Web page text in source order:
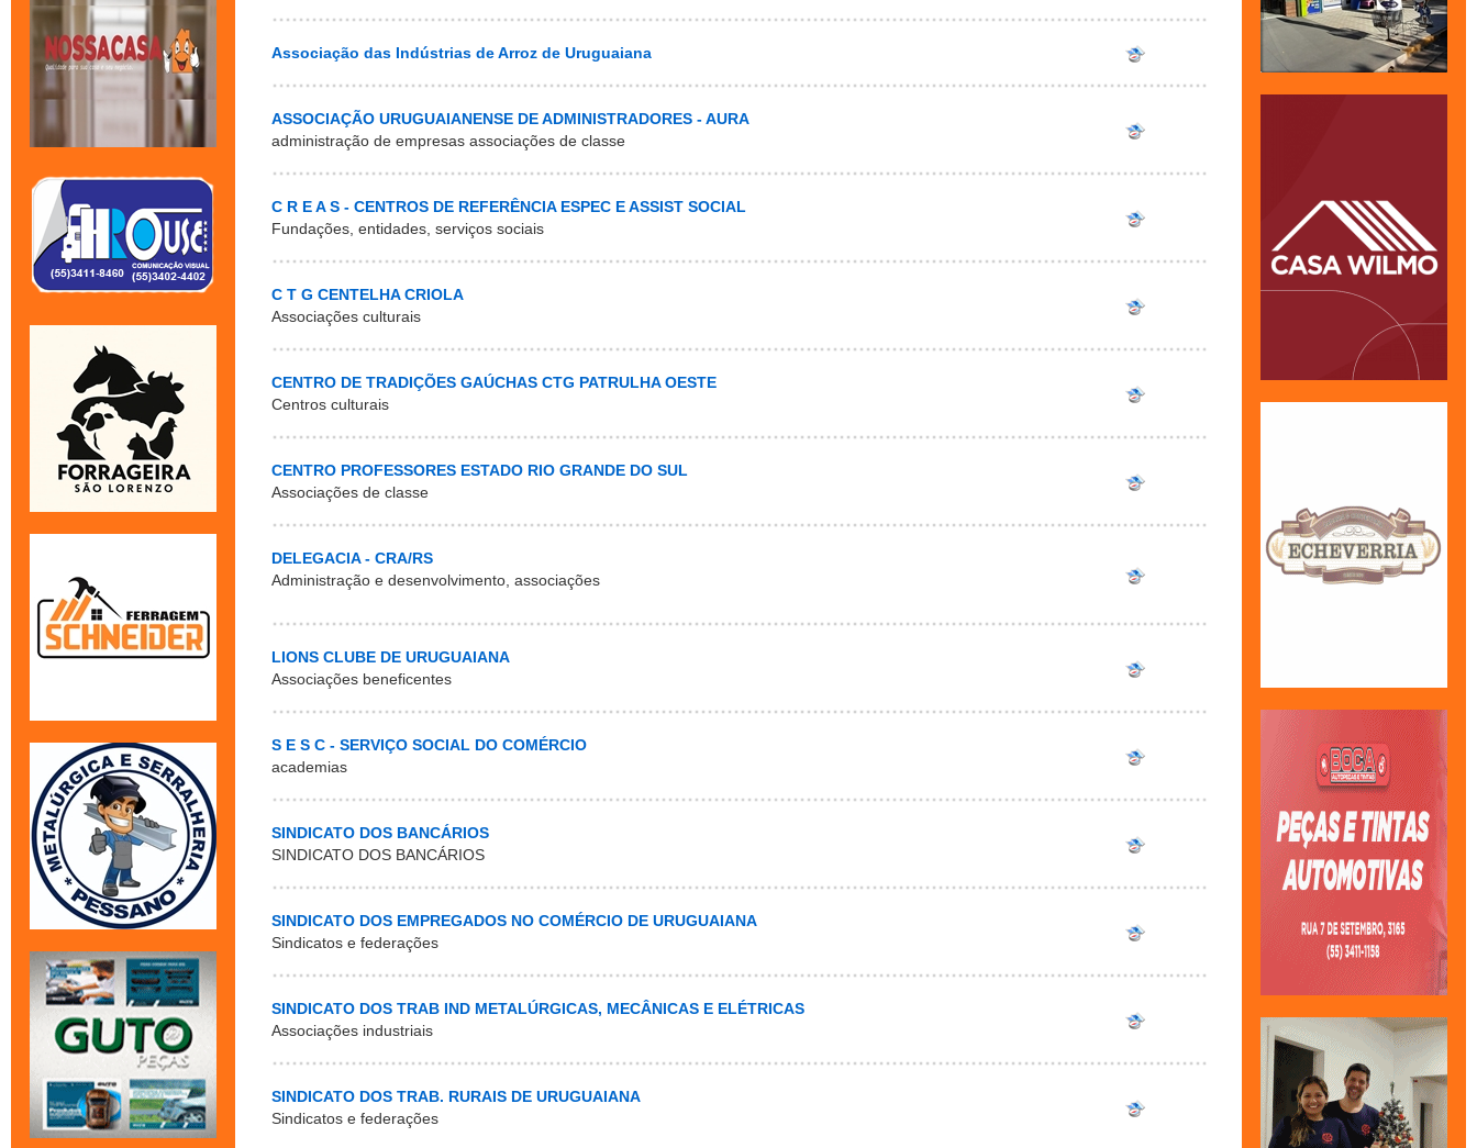
Associação das Indústrias de Arroz de Uruguaiana
ASSOCIAÇÃO URUGUAIANENSE DE ADMINISTRADORES - AURA
administração de empresas associações de classe
C R E A S - CENTROS DE REFERÊNCIA ESPEC E ASSIST SOCIAL
Fundações, entidades, serviços sociais
C T G CENTELHA CRIOLA
Associações culturais
CENTRO DE TRADIÇÕES GAÚCHAS CTG PATRULHA OESTE
Centros culturais
CENTRO PROFESSORES ESTADO RIO GRANDE DO SUL
Associações de classe
DELEGACIA - CRA/RS
Administração e desenvolvimento, associações
LIONS CLUBE DE URUGUAIANA
Associações beneficentes
S E S C - SERVIÇO SOCIAL DO COMÉRCIO
academias
SINDICATO DOS BANCÁRIOS
SINDICATO DOS BANCÁRIOS
SINDICATO DOS EMPREGADOS NO COMÉRCIO DE URUGUAIANA
Sindicatos e federações
SINDICATO DOS TRAB IND METALÚRGICAS, MECÂNICAS E ELÉTRICAS
Associações industriais
SINDICATO DOS TRAB. RURAIS DE URUGUAIANA
Sindicatos e federações